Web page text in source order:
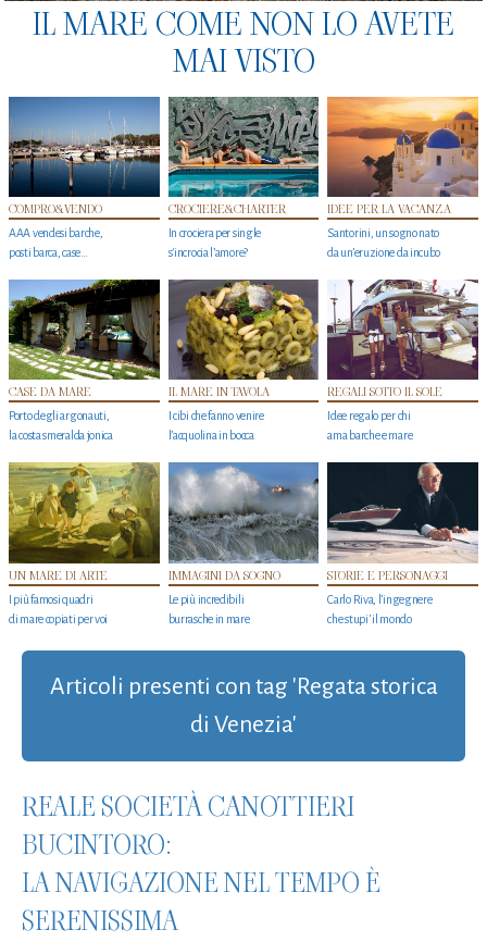
IL MARE COME NON LO AVETE
MAI VISTO
COMPRO&VENDO
AAA vendesi barche,
posti barca, case…
CROCIERE&CHARTER
In crociera per single
s'incrocia l’amore?
IDEE PER LA VACANZA
Santorini, un sogno nato
da un’eruzione da incubo
CASE DA MARE
Porto degli argonauti,
la costa smeralda jonica
IL MARE IN TAVOLA
I cibi che fanno venire
l’acquolina in bocca
REGALI SOTTO IL SOLE
Idee regalo per chi
ama barche e mare
UN MARE DI ARTE
I più famosi quadri
di mare copiati per voi
IMMAGINI DA SOGNO
Le più incredibili
burrasche in mare
STORIE E PERSONAGGI
Carlo Riva, l’ingegnere
che stupi' il mondo
Articoli presenti con tag 'Regata storica
di Venezia'
REALE SOCIETÀ CANOTTIERI
BUCINTORO:
LA NAVIGAZIONE NEL TEMPO È
SERENISSIMA